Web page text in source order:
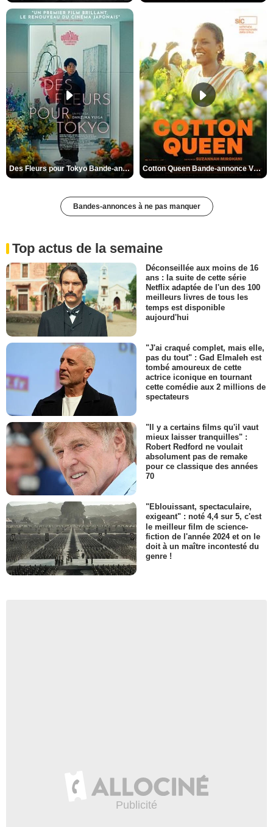
Des Fleurs pour Tokyo Bande-annonce VO STFR Cotton Queen Bande-annonce VO STFR
Bandes-annonces à ne pas manquer
Top actus de la semaine
Déconseillée aux moins de 16
ans : la suite de cette série
Netflix adaptée de l'un des 100
meilleurs livres de tous les
temps est disponible
aujourd'hui
"J'ai craqué complet, mais elle,
pas du tout" : Gad Elmaleh est
tombé amoureux de cette
actrice iconique en tournant
cette comédie aux 2 millions de
spectateurs
"Il y a certains films qu'il vaut
mieux laisser tranquilles" :
Robert Redford ne voulait
absolument pas de remake
pour ce classique des années
70
"Eblouissant, spectaculaire,
exigeant" : noté 4,4 sur 5, c'est
le meilleur film de science-
fiction de l'année 2024 et on le
doit à un maître incontesté du
genre !